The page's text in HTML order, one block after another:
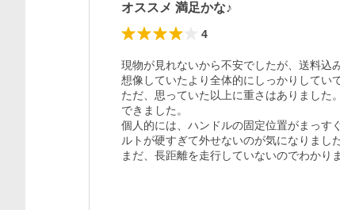
オススメ 満足かな♪
4
現物が見れないから不安でしたが、送料込
想像していたより全体的にしっかりしてい
ただ、思っていた以上に重さはありました
できました。
個人的には、ハンドルの固定位置がまっす
ルトが硬すぎて外せないのが気になりまし
まだ、長距離を走行していないのでわか